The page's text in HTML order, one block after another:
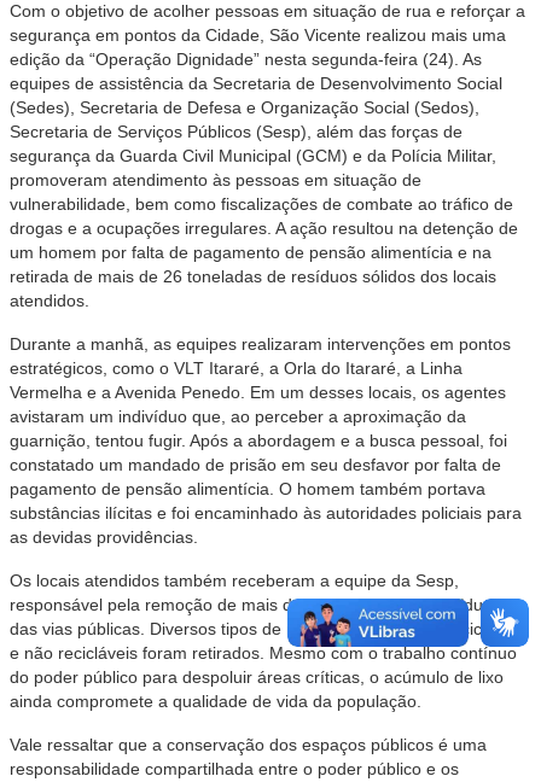
Com o objetivo de acolher pessoas em situação de rua e reforçar a
segurança em pontos da Cidade, São Vicente realizou mais uma
edição da “Operação Dignidade” nesta segunda-feira (24). As
equipes de assistência da Secretaria de Desenvolvimento Social
(Sedes), Secretaria de Defesa e Organização Social (Sedos),
Secretaria de Serviços Públicos (Sesp), além das forças de
segurança da Guarda Civil Municipal (GCM) e da Polícia Militar,
promoveram atendimento às pessoas em situação de
vulnerabilidade, bem como fiscalizações de combate ao tráfico de
drogas e a ocupações irregulares. A ação resultou na detenção de
um homem por falta de pagamento de pensão alimentícia e na
retirada de mais de 26 toneladas de resíduos sólidos dos locais
atendidos.
Durante a manhã, as equipes realizaram intervenções em pontos
estratégicos, como o VLT Itararé, a Orla do Itararé, a Linha
Vermelha e a Avenida Penedo. Em um desses locais, os agentes
avistaram um indivíduo que, ao perceber a aproximação da
guarnição, tentou fugir. Após a abordagem e a busca pessoal, foi
constatado um mandado de prisão em seu desfavor por falta de
pagamento de pensão alimentícia. O homem também portava
substâncias ilícitas e foi encaminhado às autoridades policiais para
as devidas providências.
Os locais atendidos também receberam a equipe da Sesp,
responsável pela remoção de mais de 26 toneladas de resíduos
das vias públicas. Diversos tipos de materiais orgânicos, recicláveis
e não recicláveis foram retirados. Mesmo com o trabalho contínuo
do poder público para despoluir áreas críticas, o acúmulo de lixo
ainda compromete a qualidade de vida da população.
Vale ressaltar que a conservação dos espaços públicos é uma
responsabilidade compartilhada entre o poder público e os